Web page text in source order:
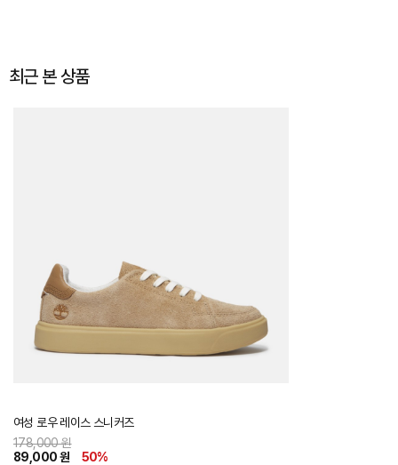
최근 본 상품
여성 로우 레이스 스니커즈
178,000 원
89,000 원
50%